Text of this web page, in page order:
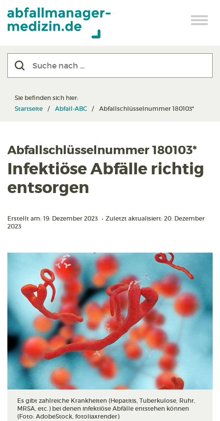
Sie befinden sich hier:
Startseite
Abfall-ABC Abfallschlüsselnummer 180103*
Abfallschlüsselnummer 180103*
Infektiöse Abfälle richtig
entsorgen
Erstellt am: 19. Dezember 2023 • Zuletzt aktualisiert: 20. Dezember
2023
Es gibt zahlreiche Krankheiten (Hepatitis, Tuberkulose, Ruhr,
MRSA, etc.) bei denen infektiöse Abfälle entstehen können
(Foto: AdobeStock, fotoliaxrender)